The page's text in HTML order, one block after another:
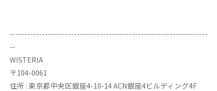
--------------------------------------------------------------------
--
WISTERIA
〒104-0061
住所 : 東京都中央区銀座4-10-14 ACN銀座4ビルディング4F